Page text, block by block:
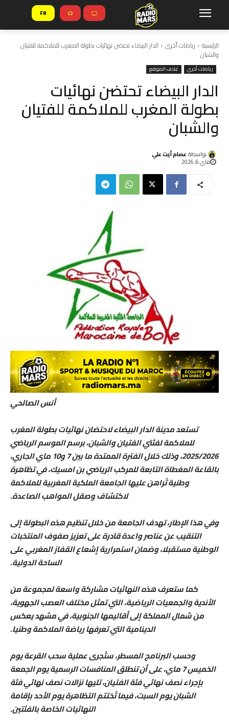
FR
الرئيسية رياضات أخرى الدار البيضاء تحتضن نهائيات بطولة المغرب للملاكمة للفتيان
والشبان
رياضات أخرى غلاف الموقع
الدار البيضاء تحتضن نهائيات
بطولة المغرب للملاكمة للفتيان
والشبان
بواسطة عصام أيت علي
ماي 6, 2026
أنس الصالحي
تستعد مدينة الدار البيضاء لاحتضان نهائيات بطولة المغرب
للملاكمة لفئتي الفتيان والشبان، برسم الموسم الرياضي
2025/2026، وذلك خلال الفترة الممتدة ما بين 7 و10 ماي الجاري،
بالقاعة المغطاة التابعة للمركب الرياضي بن امسيك، في تظاهرة
وطنية تُراهن عليها الجامعة الملكية المغربية للملاكمة
لاكتشاف وصقل المواهب الصاعدة.
وفي هذا الإطار، تهدف الجامعة من خلال تنظيم هذه البطولة إلى
التنقيب عن عناصر واعدة قادرة على تعزيز صفوف المنتخبات
الوطنية مستقبلا، وضمان استمرارية إشعاع القفاز المغربي على
الساحة الدولية.
كما ستعرف هذه النهائيات مشاركة واسعة لمجموعة من
الأندية والجمعيات الرياضية، التي تمثل مختلف العصب الجهوية،
من شمال المملكة إلى أقاليمها الجنوبية، في مشهد يعكس
الدينامية التي تعرفها رياضة الملاكمة وطنيا.
وحسب البرنامج المسطر، ستُجرى عملية سحب القرعة يوم
الخميس 7 ماي، على أن تنطلق المنافسات الرسمية يوم الجمعة
بإجراء نصف نهائي فئة الفتيان، تليها نزالات نصف نهائي فئة
الشبان يوم السبت، فيما تُختتم التظاهرة يوم الأحد بإقامة
النهائيات الخاصة بالفئتين.